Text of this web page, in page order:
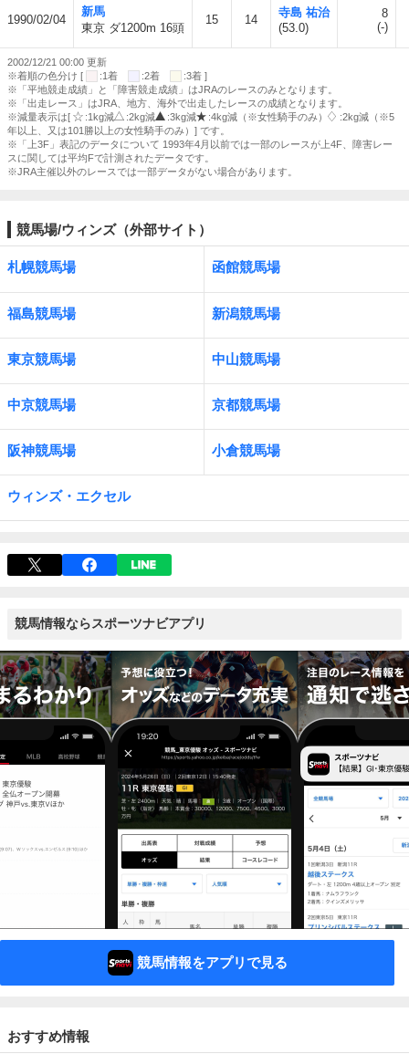
1990/02/04
新馬
東京 ダ1200m 16頭
15 14
寺島 祐治
(53.0)
8
(-)
2002/12/21 00:00 更新
※着順の色分け [
:1着 :2着
:3着 ]
※「平地競走成績」と「障害競走成績」はJRAのレースのみとなります。
※「出走レース」はJRA、地方、海外で出走したレースの成績となります。
※減量表示は[
:1kg減 :2kg減 :3kg減 :4kg減（※女性騎手のみ）
:2kg減（※5
年以上、又は101勝以上の女性騎手のみ）] です。
※「上3F」表記のデータについて 1993年4月以前では一部のレースが上4F、障害レー
スに関しては平均Fで計測されたデータです。
※JRA主催以外のレースでは一部データがない場合があります。
競馬場/ウィンズ（外部サイト）
札幌競馬場 函館競馬場
福島競馬場 新潟競馬場
東京競馬場 中山競馬場
中京競馬場 京都競馬場
阪神競馬場 小倉競馬場
ウィンズ・エクセル
競馬情報ならスポーツナビアプリ
競馬情報をアプリで見る
おすすめ情報